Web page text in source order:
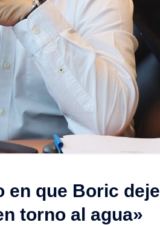
en que Boric deje
torno al agua»